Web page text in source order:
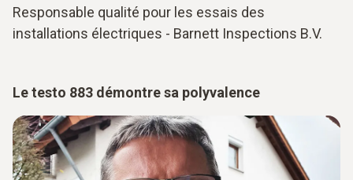
Responsable qualité pour les essais des
installations électriques - Barnett Inspections B.V.
Le testo 883 démontre sa polyvalence